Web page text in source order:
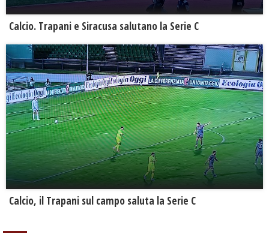
Calcio. Trapani e Siracusa salutano la Serie C
Calcio, il Trapani sul campo saluta la Serie C